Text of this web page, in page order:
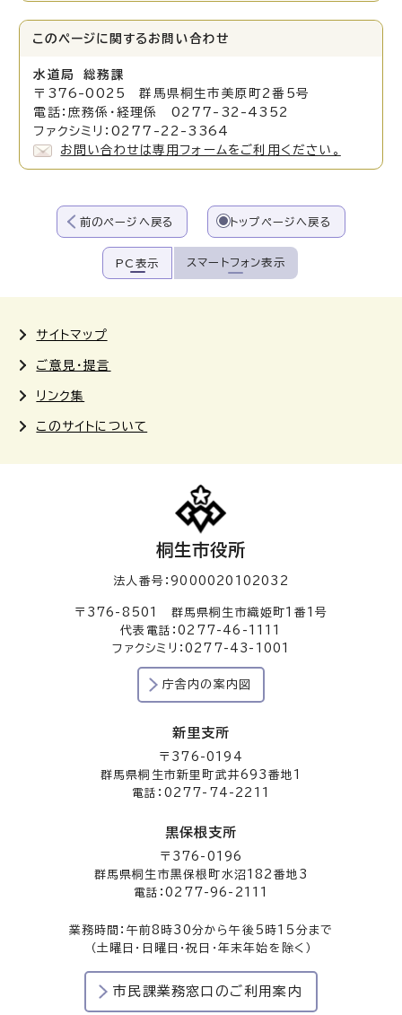
このページに関する お問い合わせ
水道局 総務課
〒376-0025 群馬県桐生市美原町2番5号
電話：庶務係・経理係 0277-32-4352
ファクシミリ：0277-22-3364
お問い合わせは専用フォームをご利用ください。
前のページへ戻る トップページへ戻る
PC表示 スマートフォン表示
サイトマップ
ご意見・提言
リンク集
このサイトについて
桐生市役所
法人番号：9000020102032
〒376-8501 群馬県桐生市織姫町1番1号
代表電話：0277-46-1111
ファクシミリ：0277-43-1001
庁舎内の案内図
新里支所
〒376-0194
群馬県桐生市新里町武井693番地1
電話：0277-74-2211
黒保根支所
〒376-0196
群馬県桐生市黒保根町水沼182番地3
電話：0277-96-2111
業務時間：午前8時30分から午後5時15分まで
（土曜日・日曜日・祝日・年末年始を除く）
市民課業務窓口のご利用案内